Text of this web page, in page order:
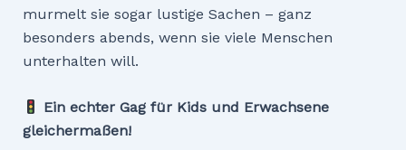
murmelt sie sogar lustige Sachen – ganz
besonders abends, wenn sie viele Menschen
unterhalten will.
Ein echter Gag für Kids und Erwachsene
gleichermaßen!